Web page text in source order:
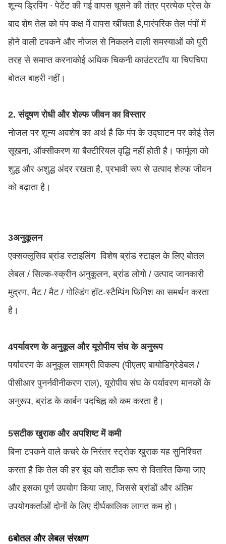
शून्य ड्रिपिंग ∙ पेटेंट की गई वापस चूसने की तंत्र प्रत्येक प्रेस के
बाद शेष तेल को पंप कक्ष में वापस खींचता है,पारंपरिक तेल पंपों में
होने वाली टपकने और नोजल से निकलने वाली समस्याओं को पूरी
तरह से समाप्त करनाकोई अधिक चिकनी काउंटरटॉप या चिपचिपा
बोतल बाहरी नहीं।
2. संदूषण रोधी और शेल्फ जीवन का विस्तार
नोजल पर शून्य अवशेष का अर्थ है कि पंप के उद्घाटन पर कोई तेल
सूखना, ऑक्सीकरण या बैक्टीरियल वृद्धि नहीं होती है। फार्मूला को
शुद्ध और अशुद्ध अंदर रखता है, प्रभावी रूप से उत्पाद शेल्फ जीवन
को बढ़ाता है।
3अनुकूलन
एक्सक्लूसिव ब्रांड स्टाइलिंग ️ विशेष ब्रांड स्टाइल के लिए बोतल
लेबल / सिल्क-स्क्रीन अनुकूलन, ब्रांड लोगो / उत्पाद जानकारी
मुद्रण, मैट / मैट / गोल्डिंग हॉट-स्टैम्पिंग फिनिश का समर्थन करता
है।
4पर्यावरण के अनुकूल और यूरोपीय संघ के अनुरूप
पर्यावरण के अनुकूल सामग्री विकल्प (पीएलए बायोडिग्रेडेबल /
पीसीआर पुनर्नवीनीकरण राल), यूरोपीय संघ के पर्यावरण मानकों के
अनुरूप, ब्रांड के कार्बन पदचिह्न को कम करता है।
5सटीक खुराक और अपशिष्ट में कमी
बिना टपकने वाले कचरे के निरंतर स्ट्रोक खुराक यह सुनिश्चित
करता है कि तेल की हर बूंद को सटीक रूप से वितरित किया जाए
और इसका पूर्ण उपयोग किया जाए, जिससे ब्रांडों और अंतिम
उपयोगकर्ताओं दोनों के लिए दीर्घकालिक लागत कम हो।
6बोतल और लेबल संरक्षण